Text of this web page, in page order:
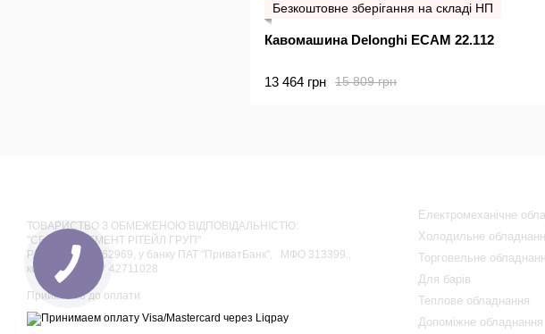
Безкоштовне зберігання на складі НП
Кавомашина Delonghi ECAM 22.112
15 809 грн
13 464 грн
ТОВАРИСТВО З ОБМЕЖЕНОЮ ВІДПОВІДАЛЬНІСТЮ:
"СБЛ ІНВЕСТМЕНТ РІТЕЙЛ ГРУП"
Р/р 26006055762969, у банку ПАТ "ПриватБанк", МФО 313399.,
код за ЄДРПОУ 42711028
Приймаємо до оплати
Електромеханічне
Холодильне
Торговельне
Для барів
Теплове обладнання
Допоміжне обладнання